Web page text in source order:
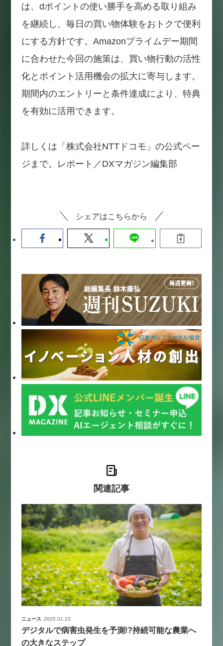
は、dポイントの使い勝手を高める取り組み
を継続し、毎日の買い物体験をおトクで便利
にする方針です。Amazonプライムデー期間
に合わせた今回の施策は、買い物行動の活性
化とポイント活用機会の拡大に寄与します。
期間内のエントリーと条件達成により、特典
を有効に活用できます。
詳しくは「株式会社NTTドコモ」の公式ペー
ジまで。レポート／DXマガジン編集部
シェアはこちらから
関連記事
ニュース 2025.01.23
デジタルで病害虫発生を予測!?持続可能な農業へ
の大きなステップ